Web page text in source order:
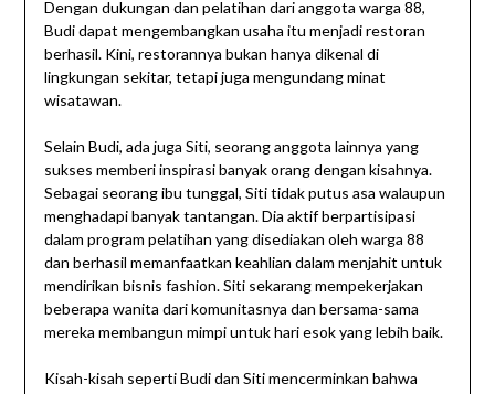
Dengan dukungan dan pelatihan dari anggota warga 88,
Budi dapat mengembangkan usaha itu menjadi restoran
berhasil. Kini, restorannya bukan hanya dikenal di
lingkungan sekitar, tetapi juga mengundang minat
wisatawan.
Selain Budi, ada juga Siti, seorang anggota lainnya yang
sukses memberi inspirasi banyak orang dengan kisahnya.
Sebagai seorang ibu tunggal, Siti tidak putus asa walaupun
menghadapi banyak tantangan. Dia aktif berpartisipasi
dalam program pelatihan yang disediakan oleh warga 88
dan berhasil memanfaatkan keahlian dalam menjahit untuk
mendirikan bisnis fashion. Siti sekarang mempekerjakan
beberapa wanita dari komunitasnya dan bersama-sama
mereka membangun mimpi untuk hari esok yang lebih baik.
Kisah-kisah seperti Budi dan Siti mencerminkan bahwa